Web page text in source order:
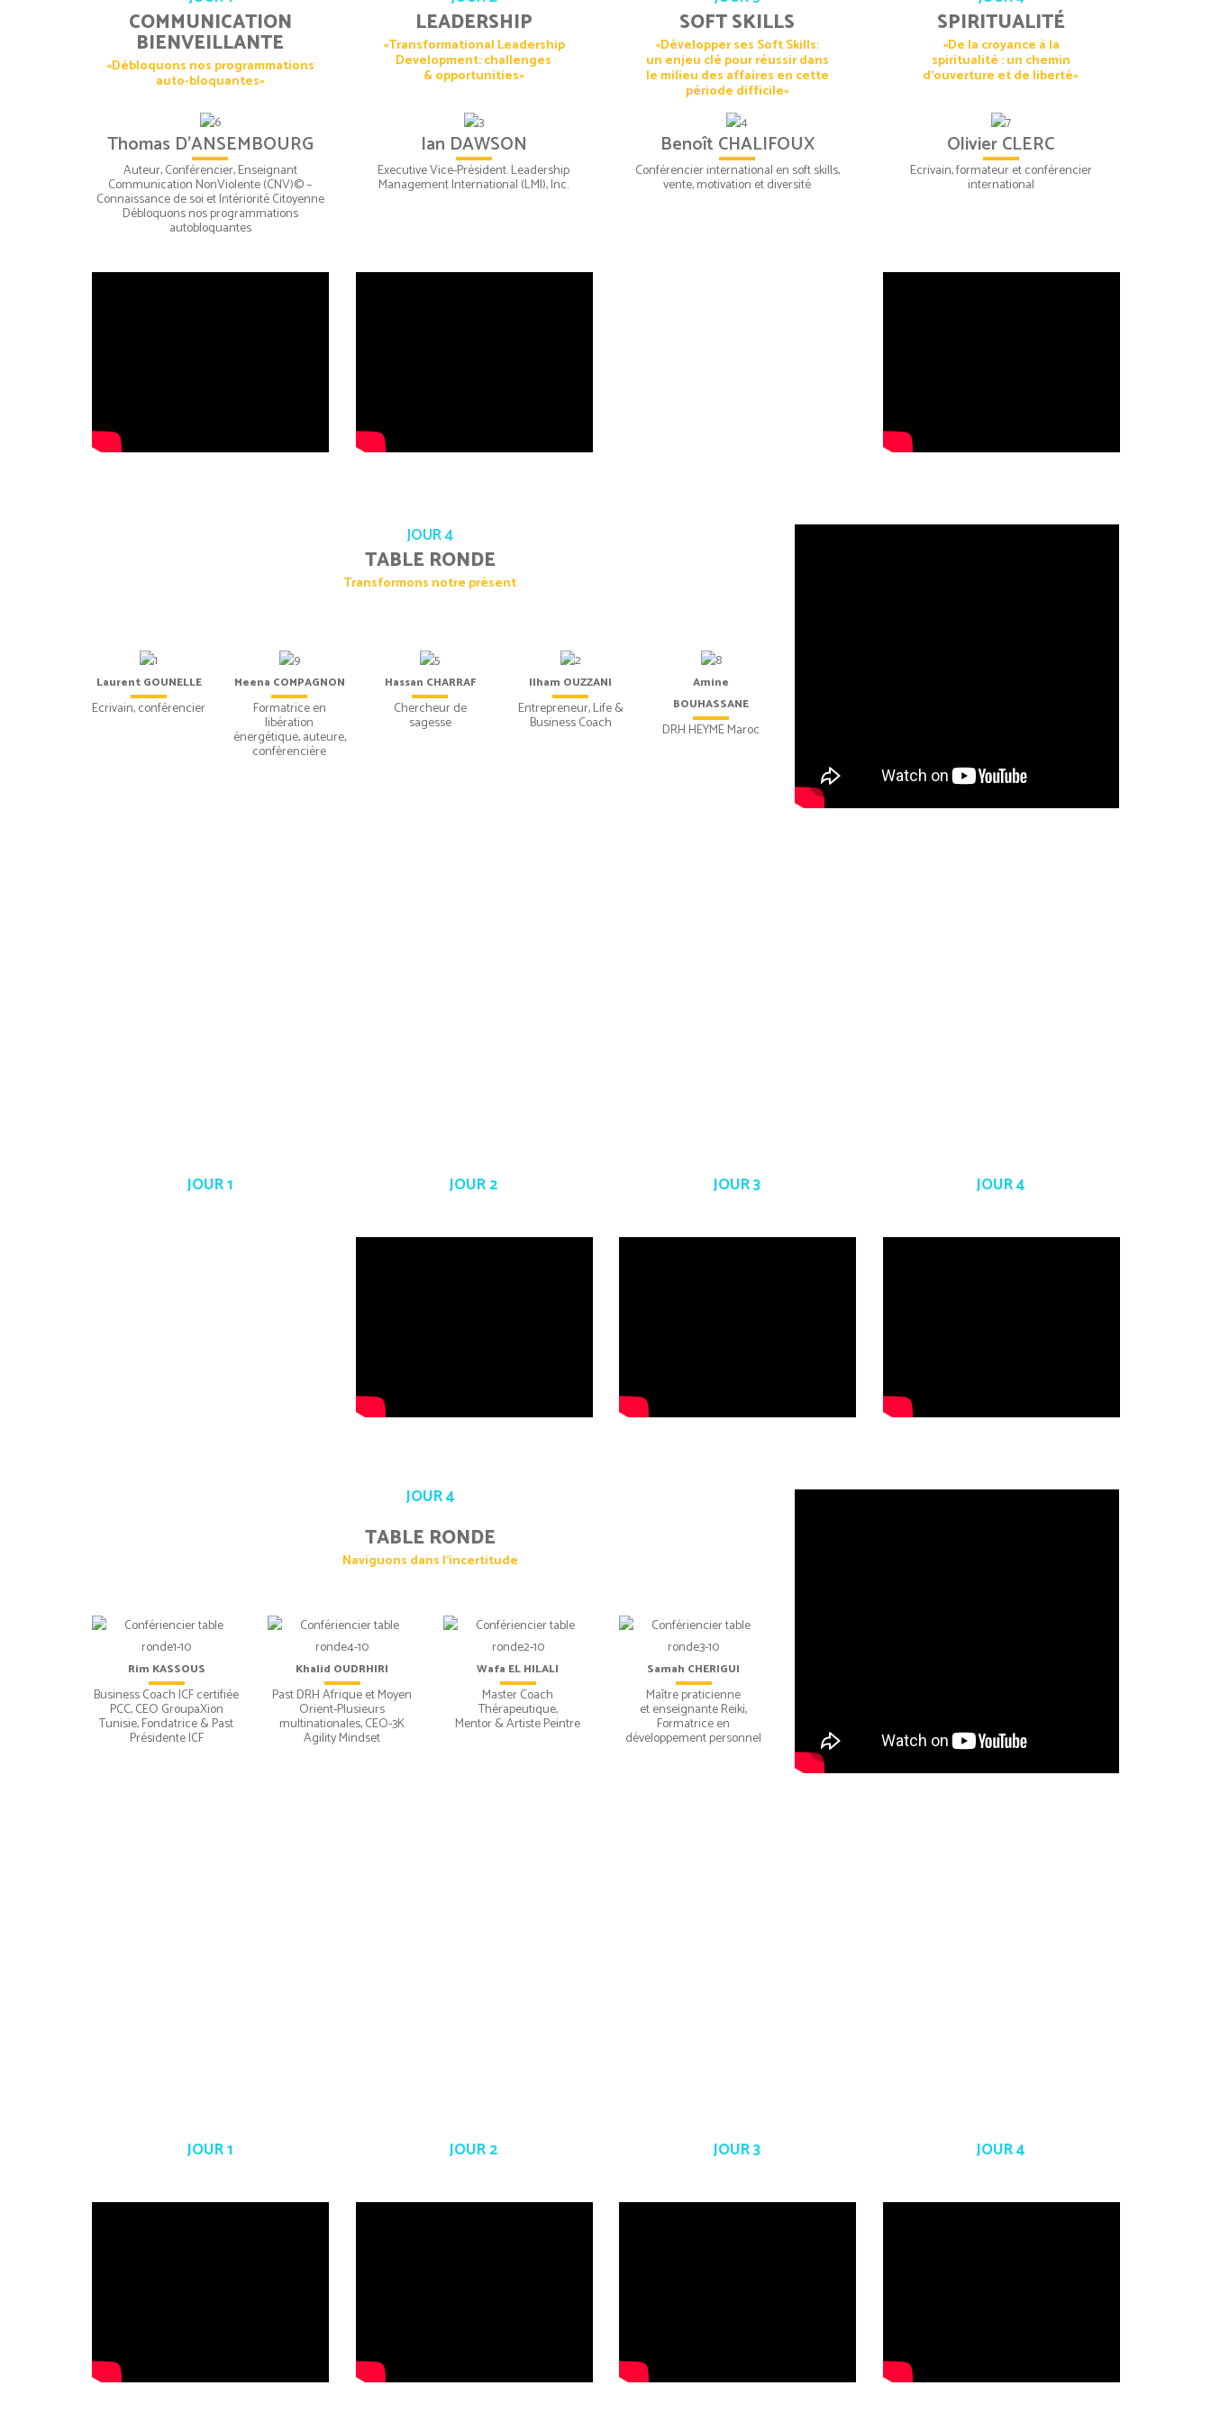
COMMUNICATION
BIENVEILLANTE
«Débloquons nos programmations
auto-bloquantes»
Thomas D’ANSEMBOURG
Auteur, Conférencier, Enseignant
Communication NonViolente (CNV)© –
Connaissance de soi et Intériorité Citoyenne
Débloquons nos programmations
autobloquantes
LEADERSHIP
«Transformational Leadership
Development: challenges
& opportunities»
Ian DAWSON
Executive Vice-Président. Leadership
Management International (LMI), Inc.
SOFT SKILLS
«Développer ses Soft Skills:
un enjeu clé pour réussir dans
le milieu des affaires en cette
période difficile»
Benoît CHALIFOUX
Conférencier international en soft skills,
vente, motivation et diversité
SPIRITUALITÉ
«De la croyance à la
spiritualité : un chemin
d’ouverture et de liberté»
Olivier CLERC
Ecrivain, formateur et conférencier
international
JOUR 4
TABLE RONDE
Transformons notre présent
Laurent GOUNELLE
Ecrivain, conférencier
Meena COMPAGNON
Formatrice en
libération
énergétique, auteure,
conférencière
Hassan CHARRAF
Chercheur de
sagesse
Ilham OUZZANI
Entrepreneur, Life &
Business Coach
Amine
BOUHASSANE
DRH HEYME Maroc
JOUR 1 JOUR 2 JOUR 3 JOUR 4
JOUR 4
TABLE RONDE
Naviguons dans l’incertitude
Rim KASSOUS
Business Coach ICF certifiée
PCC, CEO GroupaXion
Tunisie, Fondatrice & Past
Présidente ICF
Khalid OUDRHIRI
Past DRH Afrique et Moyen
Orient-Plusieurs
multinationales, CEO-3K
Agility Mindset
Wafa EL HILALI
Master Coach
Thérapeutique,
Mentor & Artiste Peintre
Samah CHERIGUI
Maître praticienne
et enseignante Reiki,
Formatrice en
développement personnel
JOUR 1 JOUR 2 JOUR 3 JOUR 4